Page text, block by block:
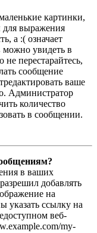
картинки,
для выражения
а :( означает
увидеть в
перестарайтесь,
сообщение
ваше
Администратор
количество
в сообщении.
в ваших
добавлять
на
указать ссылку на
веб-
my-